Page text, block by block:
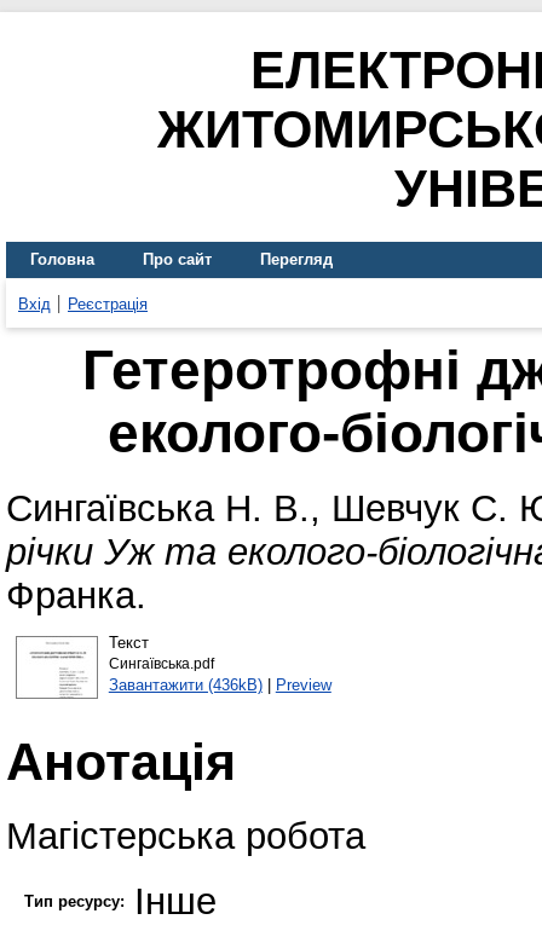
Головна Про сайт Перегляд
Вхід Реєстрація
Гетеротрофні
еколого-
Сингаївська Н. В., Шевчук С.
річки Уж та еколого-
Франка.
Текст
Сингаївська.pdf
Завантажити (436kB)| Preview
Анотація
Магістерська робота
Тип ресурсу: Інше